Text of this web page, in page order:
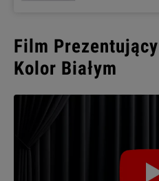
Film
Kolor Białym